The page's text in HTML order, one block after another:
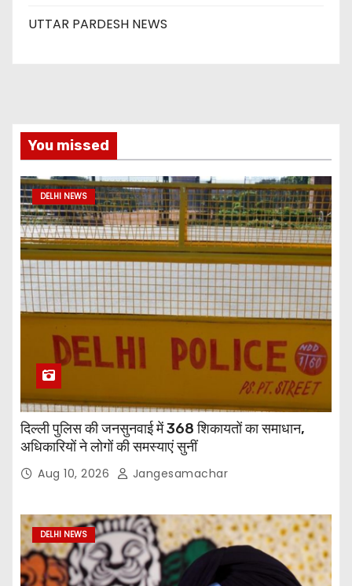
UTTAR PARDESH NEWS
You missed
DELHI NEWS
दिल्ली पुलिस की जनसुनवाई में 368 शिकायतों का समाधान,
अधिकारियों ने लोगों की समस्याएं सुनीं
Aug 10, 2026 Jangesamachar
DELHI NEWS